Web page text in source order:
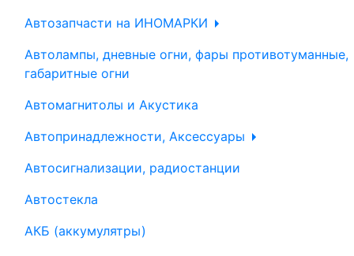
Автозапчасти на ИНОМАРКИ
Автолампы, дневные огни, фары противотуманные,
габаритные огни
Автомагнитолы и Акустика
Автопринадлежности, Аксессуары
Автосигнализации, радиостанции
Автостекла
АКБ (аккумулятры)